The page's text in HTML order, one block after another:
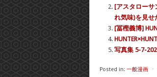
[アスタローサ
れ気味)を見せ
[冨樫義博]
写真集 5-7-
Posted in: 一般漫画 ⋅